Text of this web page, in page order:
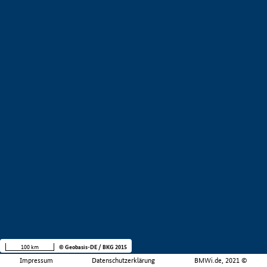
Impressum Datenschutzerklärung BMWi.de, 2021 ©
100 km © Geobasis-DE / BKG 2015